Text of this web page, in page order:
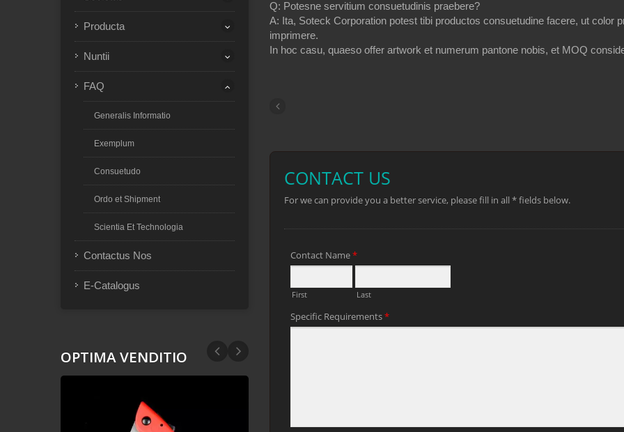
Producta
Nuntii
FAQ
Generalis Informatio
Exemplum
Consuetudo
Ordo et Shipment
Scientia Et Technologia
Contactus Nos
E-Catalogus
OPTIMA VENDITIO
Q: Potesne servitium consuetudinis praebere?
A: Ita, Soteck Corporation potest tibi productos consuetudine facere, ut color
imprimere.
In hoc casu, quaeso offer artwork et numerum pantone nobis, et MOQ